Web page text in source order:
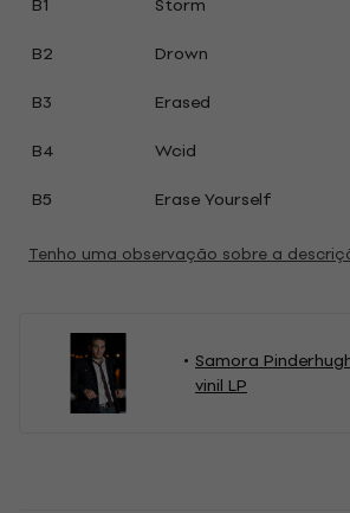
B1
Storm
B2
Drown
B3
Erased
B4
Wcid
B5
Erase Yourself
Tenho uma observação sobre a
Samora
vinil LP